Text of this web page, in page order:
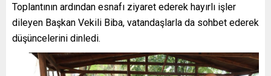
Toplantının ardından esnafı ziyaret ederek hayırlı işler
dileyen Başkan Vekili Biba, vatandaşlarla da sohbet ederek
düşüncelerini dinledi.